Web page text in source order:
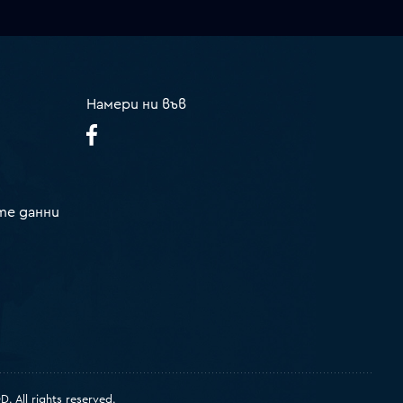
данни
Намери ни във
All rights reserved.